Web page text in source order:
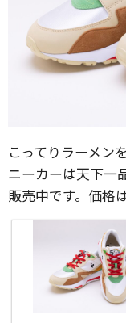
こってりラーメン
ニーカーは天下一
販売中です。価格